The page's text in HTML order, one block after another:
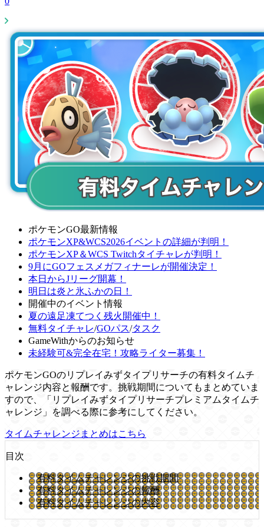
ポケモンGO最新情報
ポケモンXP&WCS2026イベントの詳細が判明！
ポケモンXP＆WCS Twitchタイチャレが判明！
9月にGOフェスメガフィナーレが開催決定！
本日からJリーグ開幕！
明日は炎と氷ふかの日！
開催中のイベント情報
夏の遠足凍てつく残火開催中！
無料タイチャレ/GOパス/タスク
GameWithからのお知らせ
未経験可&完全在宅！攻略ライター募集！
ポケモンGOのリプレイみずタイプリサーチの有料タイムチ
ャレンジ内容と報酬です。挑戦期間についてもまとめていま
すので、「リプレイみずタイプリサーチプレミアムタイムチ
ャレンジ」を調べる際に参考にしてください。
タイムチャレンジまとめはこちら
目次
有料タイムチャレンジの挑戦期間
有料タイムチャレンジの報酬
有料タイムチャレンジの内容